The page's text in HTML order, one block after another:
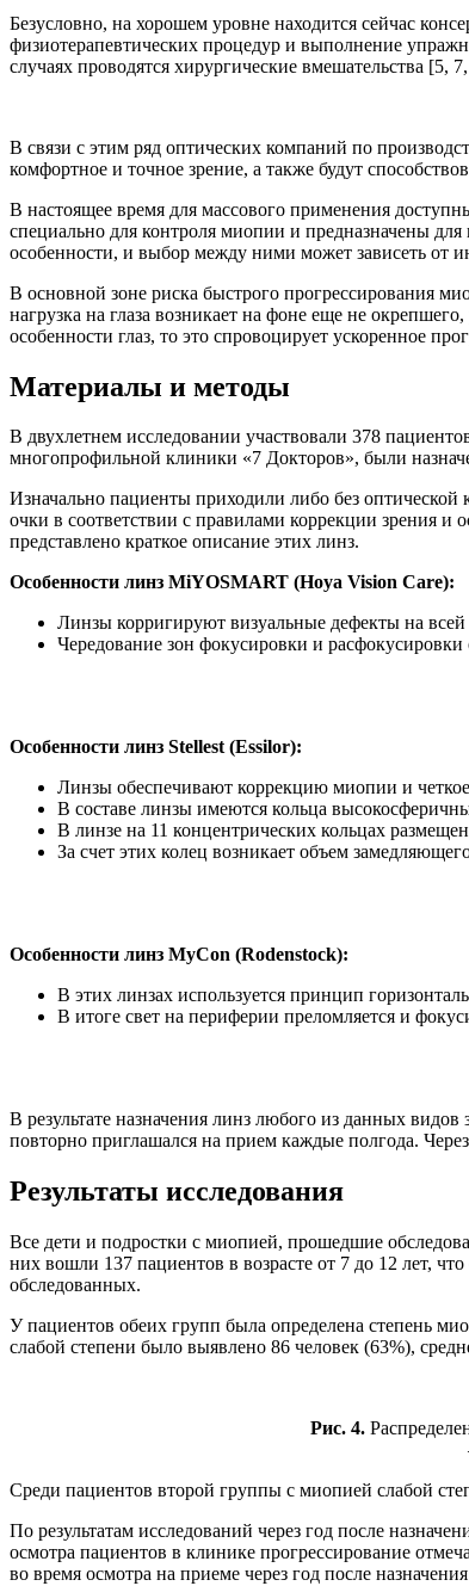
Безусловно, на хорошем уровне находится сейчас
физиотерапевтических процедур и выполнение
случаях проводятся хирургические вмешательства [5,
В связи с этим ряд оптических компаний по
комфортное и точное зрение, а также будут
В настоящее время для массового применения
специально для контроля миопии и предназначены
особенности, и выбор между ними может зависеть от
В основной зоне риска быстрого прогрессирования
нагрузка на глаза возникает на фоне еще не
особенности глаз, то это спровоцирует ускоренное
Материалы и методы
В двухлетнем исследовании участвовали 378
многопрофильной клиники «7 Докторов», были
Изначально пациенты приходили либо без
очки в соответствии с правилами коррекции зрения
представлено краткое описание этих линз.
Особенности линз MiYOSMART (Hoya Vision Care):
Линзы корригируют визуальные дефекты на
Чередование зон фокусировки и расфокусировки
Особенности линз Stellest (Essilor):
Линзы обеспечивают коррекцию миопии и
В составе линзы имеются кольца
В линзе на 11 концентрических кольцах
За счет этих колец возникает объем
Особенности линз MyCon (Rodenstock):
В этих линзах используется принцип
В итоге свет на периферии преломляется и
В результате назначения линз любого из данных
повторно приглашался на прием каждые полгода.
Результаты исследования
Все дети и подростки с миопией, прошедшие
них вошли 137 пациентов в возрасте от 7 до 12 лет,
обследованных.
У пациентов обеих групп была определена степень
слабой степени было выявлено 86 человек (63%),
Рис. 4.
Среди пациентов второй группы с миопией слабой
По результатам исследований через год после
осмотра пациентов в клинике прогрессирование
во время осмотра на приеме через год после